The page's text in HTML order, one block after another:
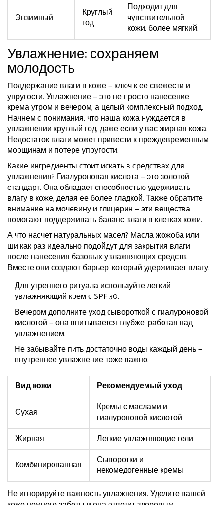
Энзимный
Круглый
год
Подходит для
чувствительной
кожи, более мягкий.
Увлажнение: сохраняем
молодость
Поддержание влаги в коже — ключ к ее свежести и
упругости. Увлажнение — это не просто нанесение
крема утром и вечером, а целый комплексный подход.
Начнем с понимания, что наша кожа нуждается в
увлажнении круглый год, даже если у вас жирная кожа.
Недостаток влаги может привести к преждевременным
морщинам и потере упругости.
Какие ингредиенты стоит искать в средствах для
увлажнения? Гиалуроновая кислота — это золотой
стандарт. Она обладает способностью удерживать
влагу в коже, делая ее более гладкой. Также обратите
внимание на мочевину и глицерин — эти вещества
помогают поддерживать баланс влаги в клетках кожи.
А что насчет натуральных масел? Масла жожоба или
ши как раз идеально подойдут для закрытия влаги
после нанесения базовых увлажняющих средств.
Вместе они создают барьер, который удерживает влагу.
Для утреннего ритуала используйте легкий
увлажняющий крем с SPF 30.
Вечером дополните уход сывороткой с гиалуроновой
кислотой — она впитывается глубже, работая над
увлажнением.
Не забывайте пить достаточно воды каждый день —
внутреннее увлажнение тоже важно.
Вид кожи
Рекомендуемый уход
Сухая
Кремы с маслами и
гиалуроновой кислотой
Жирная
Легкие увлажняющие гели
Комбинированная
Сыворотки и
некомедогенные кремы
Не игнорируйте важность увлажнения. Уделите вашей